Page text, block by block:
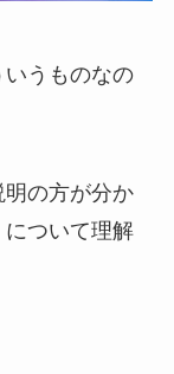
うものなの
の方が分か
について理解